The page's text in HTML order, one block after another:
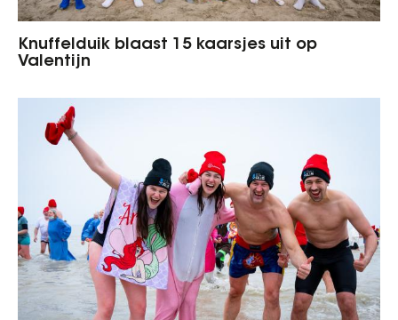
Knuffelduik blaast 15 kaarsjes uit op
Valentijn